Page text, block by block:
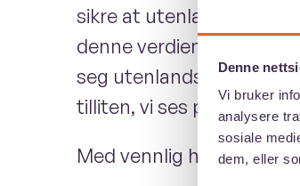
Denne
Vi bruker
analysere
sosiale
dem, eller
sikre at
denne verdien er under
seg utenlands. Jeg vil
tilliten, vi ses på GF!
Med vennlig hilsen,